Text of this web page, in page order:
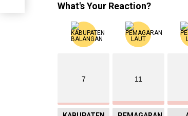
What's Your Reaction?
7 11